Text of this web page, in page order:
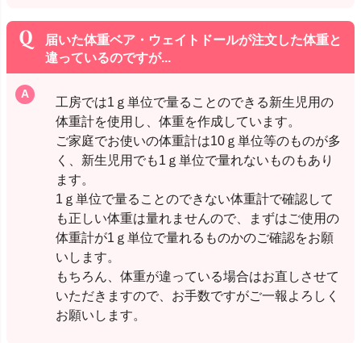
届いた体重ベア・ウェイトドールが注文した体重と
違っているのですが...
工房では1ｇ単位で量ることのできる新生児用の
体重計を使用し、体重を作成しています。
ご家庭でお使いの体重計は10ｇ単位等のものが多
く、新生児用でも1ｇ単位で量れないものもあり
ます。
1ｇ単位で量ることのできない体重計で確認して
も正しい体重は量れませんので、まずはご使用の
体重計が1ｇ単位で量れるものかのご確認をお願
いします。
もちろん、体重が違っている場合はお直しさせて
いただきますので、お手数ですがご一報よろしく
お願いします。